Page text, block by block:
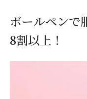
ボールペンで
8割以上！